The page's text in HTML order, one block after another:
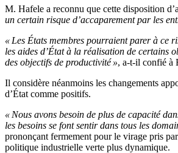
M. Hafele a reconnu que cette disposition
un certain risque d’accaparement par les
« Les États membres pourraient parer à ce
les aides d’État à la réalisation de certains
des objectifs de productivité », a-t-il confié
Il considère néanmoins les changements
d’État comme positifs.
« Nous avons besoin de plus de capacité
les besoins se font sentir dans tous les
prononçant fermement pour le virage pris
politique industrielle verte plus dynamique.